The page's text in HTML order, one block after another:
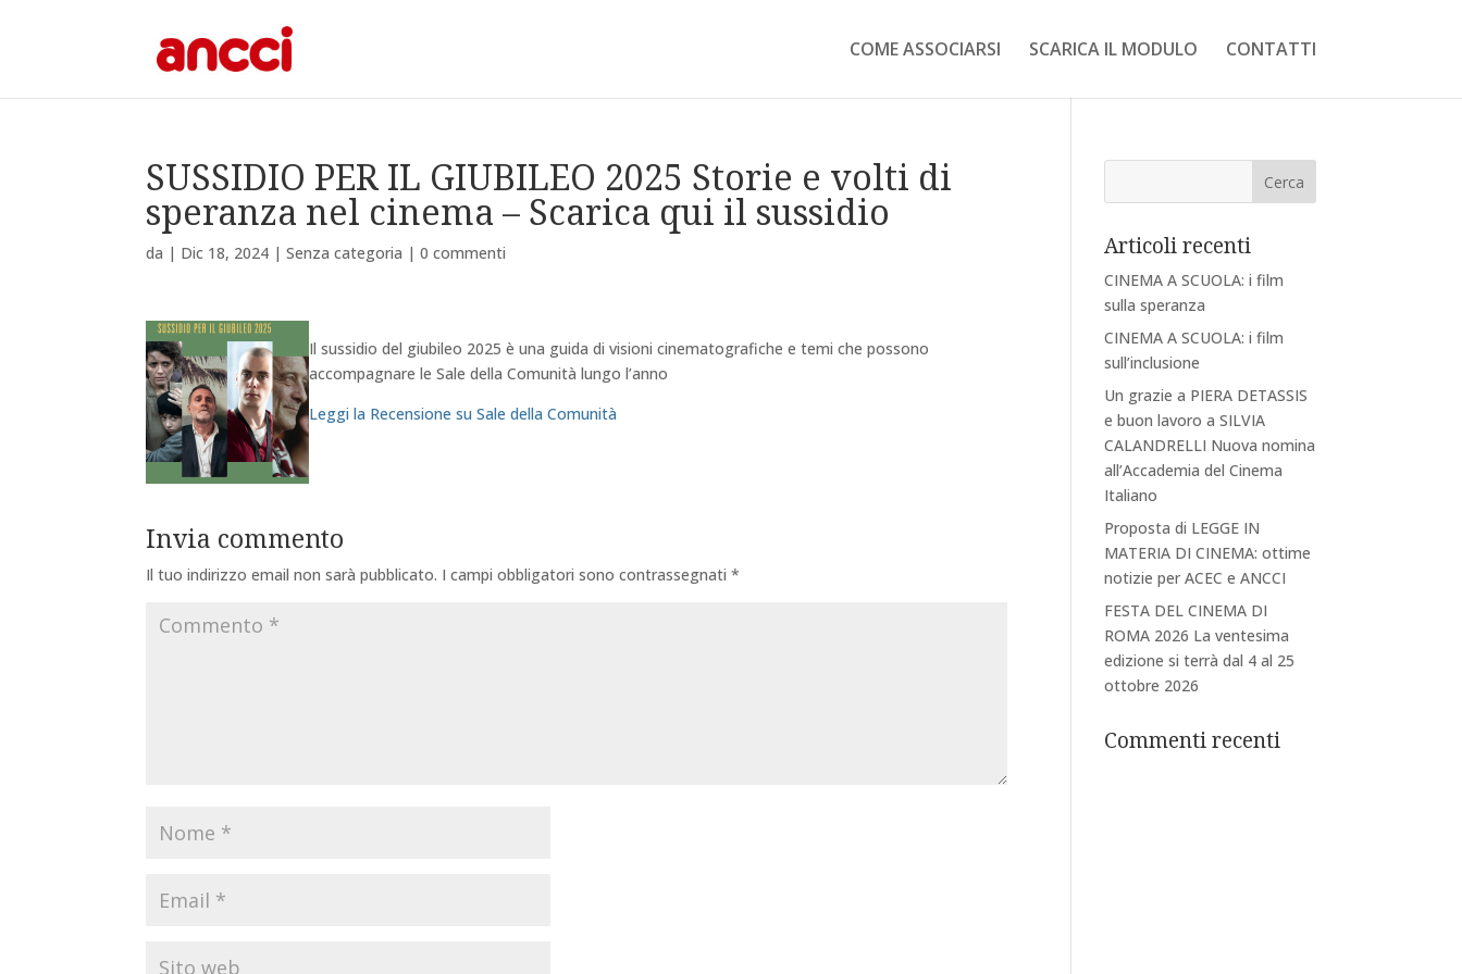
COME ASSOCIARSI SCARICA IL MODULO CONTATTI
SUSSIDIO PER IL GIUBILEO 2025 Storie e volti di
speranza nel cinema – Scarica qui il sussidio
da | Dic 18, 2024 |Senza categoria |0 commenti
Il sussidio del giubileo 2025 è una guida di visioni cinematografiche e temi che possono
accompagnare le Sale della Comunità lungo l’anno
Leggi la Recensione su Sale della Comunità
Invia commento
Il tuo indirizzo email non sarà pubblicato. I campi obbligatori sono contrassegnati*
Articoli recenti
CINEMA A SCUOLA: i film
sulla speranza
CINEMA A SCUOLA: i film
sull’inclusione
Un grazie a PIERA DETASSIS
e buon lavoro a SILVIA
CALANDRELLI Nuova nomina
all’Accademia del Cinema
Italiano
Proposta di LEGGE IN
MATERIA DI CINEMA: ottime
notizie per ACEC e ANCCI
FESTA DEL CINEMA DI
ROMA 2026 La ventesima
edizione si terrà dal 4 al 25
ottobre 2026
Commenti recenti